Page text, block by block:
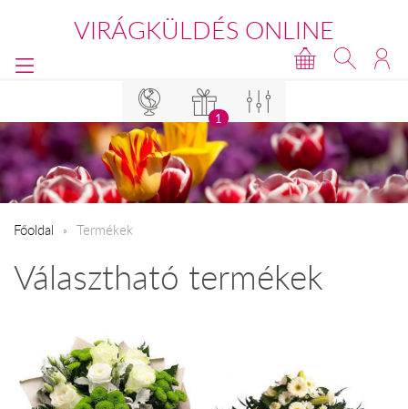
VIRÁGKÜLDÉS ONLINE
1
Főoldal Termékek
Választható termékek